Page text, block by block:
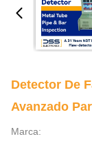
Detector De
Avanzado
Marca: